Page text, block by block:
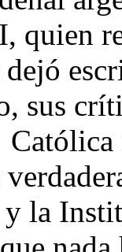
quien
dejó
sus
la